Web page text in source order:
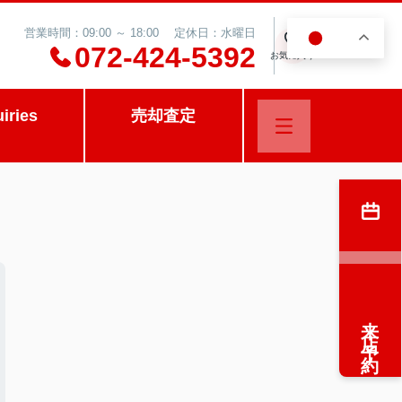
営業時間：09:00 ～ 18:00 定休日：水曜日
072-424-5392 お気に入り
売却査定
来店予約